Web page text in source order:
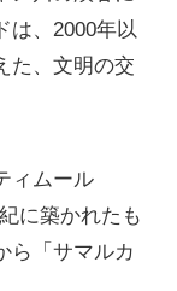
は、2000年以
た、文明の交
ィムール
に築かれたも
ら「サマルカ